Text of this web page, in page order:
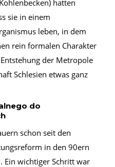
hatten
sie in einem
leben, in dem
rein formalen Charakter
der Metropole
Schlesien etwas ganz
do
schon seit den
in den 90ern
Ein wichtiger Schritt war